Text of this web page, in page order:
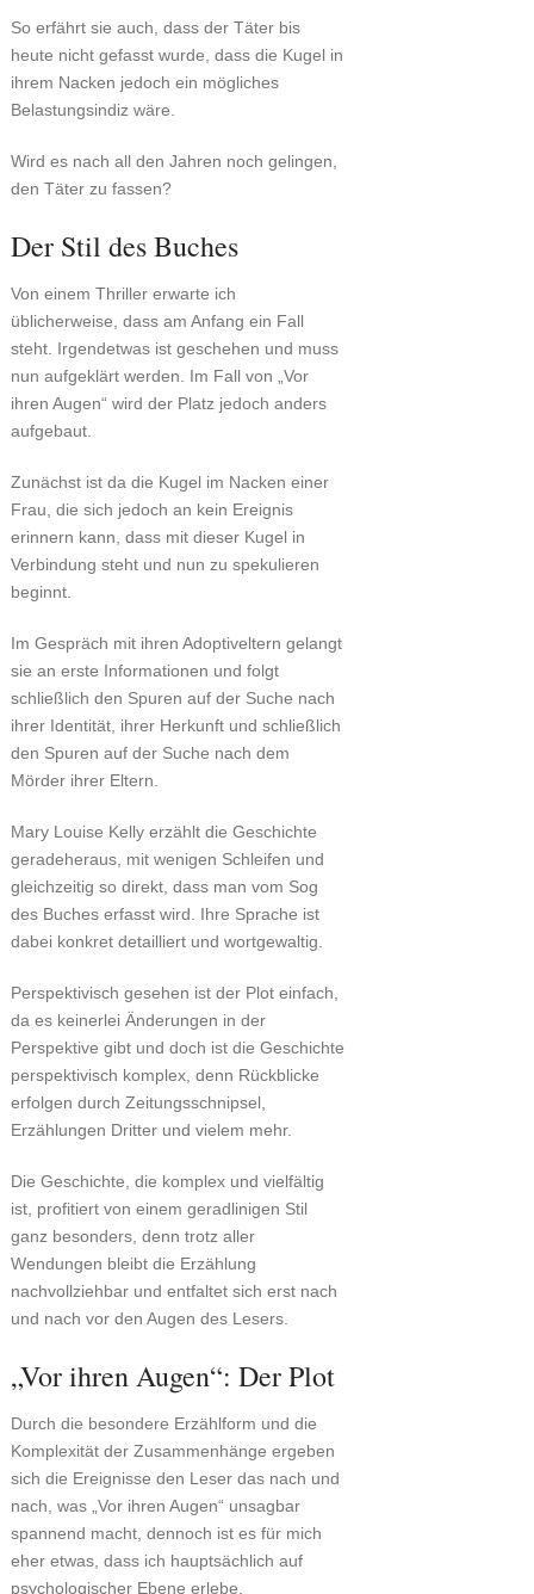
So erfährt sie auch, dass der Täter bis
heute nicht gefasst wurde, dass die Kugel in
ihrem Nacken jedoch ein mögliches
Belastungsindiz wäre.
Wird es nach all den Jahren noch gelingen,
den Täter zu fassen?
Der Stil des Buches
Von einem Thriller erwarte ich
üblicherweise, dass am Anfang ein Fall
steht. Irgendetwas ist geschehen und muss
nun aufgeklärt werden. Im Fall von „Vor
ihren Augen“ wird der Platz jedoch anders
aufgebaut.
Zunächst ist da die Kugel im Nacken einer
Frau, die sich jedoch an kein Ereignis
erinnern kann, dass mit dieser Kugel in
Verbindung steht und nun zu spekulieren
beginnt.
Im Gespräch mit ihren Adoptiveltern gelangt
sie an erste Informationen und folgt
schließlich den Spuren auf der Suche nach
ihrer Identität, ihrer Herkunft und schließlich
den Spuren auf der Suche nach dem
Mörder ihrer Eltern.
Mary Louise Kelly erzählt die Geschichte
geradeheraus, mit wenigen Schleifen und
gleichzeitig so direkt, dass man vom Sog
des Buches erfasst wird. Ihre Sprache ist
dabei konkret detailliert und wortgewaltig.
Perspektivisch gesehen ist der Plot einfach,
da es keinerlei Änderungen in der
Perspektive gibt und doch ist die Geschichte
perspektivisch komplex, denn Rückblicke
erfolgen durch Zeitungsschnipsel,
Erzählungen Dritter und vielem mehr.
Die Geschichte, die komplex und vielfältig
ist, profitiert von einem geradlinigen Stil
ganz besonders, denn trotz aller
Wendungen bleibt die Erzählung
nachvollziehbar und entfaltet sich erst nach
und nach vor den Augen des Lesers.
„Vor ihren Augen“: Der Plot
Durch die besondere Erzählform und die
Komplexität der Zusammenhänge ergeben
sich die Ereignisse den Leser das nach und
nach, was „Vor ihren Augen“ unsagbar
spannend macht, dennoch ist es für mich
eher etwas, dass ich hauptsächlich auf
psychologischer Ebene erlebe.